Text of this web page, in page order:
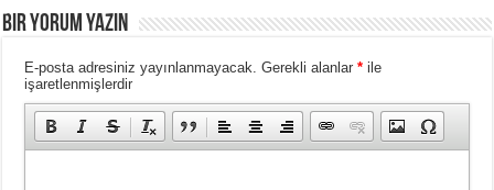
BIR YORUM YAZIN
E-posta adresiniz yayınlanmayacak. Gerekli alanlar* ile
işaretlenmişlerdir